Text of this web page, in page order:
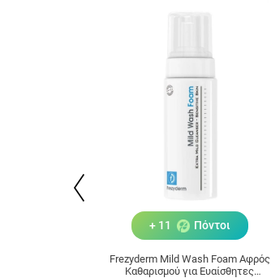
+ 11 Πόντοι
Frezyderm Mild Wash Foam Αφρός
Καθαρισμού για Ευαίσθητες